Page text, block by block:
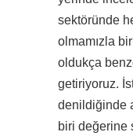
sektöründe
olmamızla
oldukça
getiriyoruz.
denildiğinde
biri değerine